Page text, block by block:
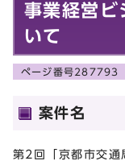
事業経営ビ
いて
ページ番号287793
案件名
第2回「京都市交通